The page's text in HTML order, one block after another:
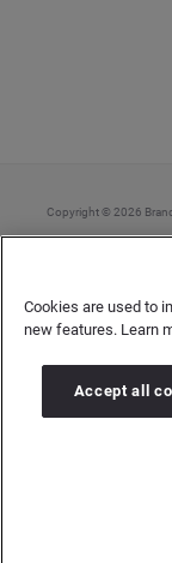
Copyright © 2026
Cookies are used to
new features. Learn
Accept all